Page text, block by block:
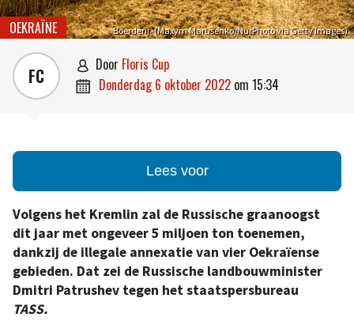
Boerderij -(Maxym Marusenko/NurPhoto via Getty Images)
OEKRAÏNE
FC  door Floris Cup
 donderdag 6 oktober 2022 om 15:34
Lees voor
Volgens het Kremlin zal de Russische graanoogst
dit jaar met ongeveer 5 miljoen ton toenemen,
dankzij de illegale annexatie van vier Oekraïense
gebieden. Dat zei de Russische landbouwminister
Dmitri Patrushev tegen het staatspersbureau
TASS.